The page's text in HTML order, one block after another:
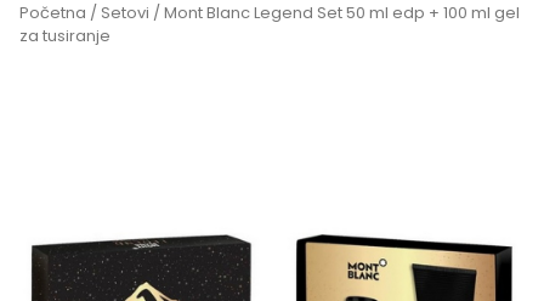
Početna / Setovi / Mont Blanc Legend Set 50 ml edp + 100 ml gel
za tusiranje